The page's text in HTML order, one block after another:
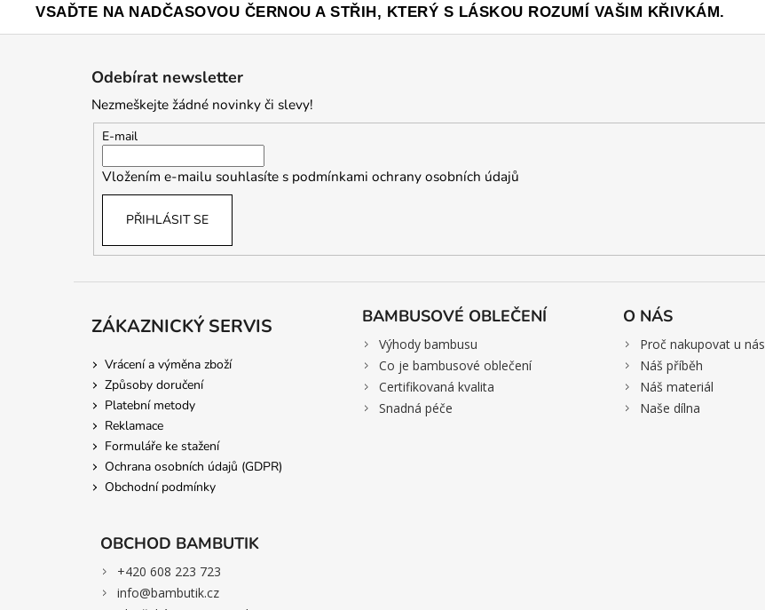
VSAĎTE NA NADČASOVOU ČERNOU A STŘIH, KTERÝ S LÁSKOU ROZUMÍ VAŠIM KŘIVKÁM.
Odebírat newsletter
Nezmeškejte žádné novinky či slevy!
E-mail
Vložením e-mailu souhlasíte s podmínkami ochrany osobních údajů
PŘIHLÁSIT SE
ZÁKAZNICKÝ SERVIS
Vrácení a výměna zboží
Způsoby doručení
Platební metody
Reklamace
Formuláře ke stažení
Ochrana osobních údajů (GDPR)
Obchodní podmínky
BAMBUSOVÉ OBLEČENÍ
> Výhody bambusu
> Co je bambusové oblečení
> Certifikovaná kvalita
> Snadná péče
O NÁS
> Proč nakupovat u nás
> Náš příběh
> Náš materiál
> Naše dílna
OBCHOD BAMBUTIK
> +420 608 223 723
> info@bambutik.cz